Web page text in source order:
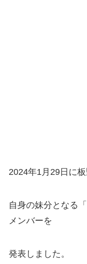
2024年1月29日に
自身の妹分となる
メンバーを
発表しました。